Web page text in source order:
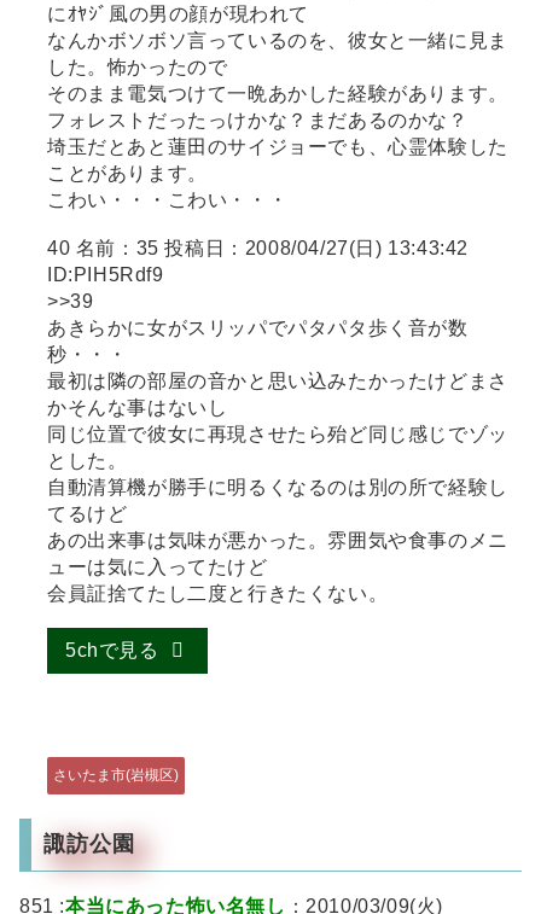
にｵﾔｼﾞ風の男の顔が現われて
なんかボソボソ言っているのを、彼女と一緒に見ま
した。怖かったので
そのまま電気つけて一晩あかした経験があります。
フォレストだったっけかな？まだあるのかな？
埼玉だとあと蓮田のサイジョーでも、心霊体験した
ことがあります。
こわい・・・こわい・・・
40 名前：35 投稿日：2008/04/27(日) 13:43:42
ID:PIH5Rdf9
>>39
あきらかに女がスリッパでパタパタ歩く音が数
秒・・・
最初は隣の部屋の音かと思い込みたかったけどまさ
かそんな事はないし
同じ位置で彼女に再現させたら殆ど同じ感じでゾッ
とした。
自動清算機が勝手に明るくなるのは別の所で経験し
てるけど
あの出来事は気味が悪かった。雰囲気や食事のメニ
ューは気に入ってたけど
会員証捨てたし二度と行きたくない。
5chで見る
さいたま市(岩槻区)
諏訪公園
851 :本当にあった怖い名無し ：2010/03/09(火)